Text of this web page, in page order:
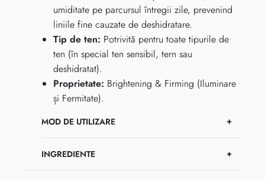
umiditate pe parcursul întregii zile, prevenind
liniile fine cauzate de deshidratare.
Tip de ten: Potrivită pentru toate tipurile de
ten (în special ten sensibil, tern sau
deshidratat).
Proprietate: Brightening & Firming (Iluminare
și Fermitate).
MOD DE UTILIZARE
INGREDIENTE